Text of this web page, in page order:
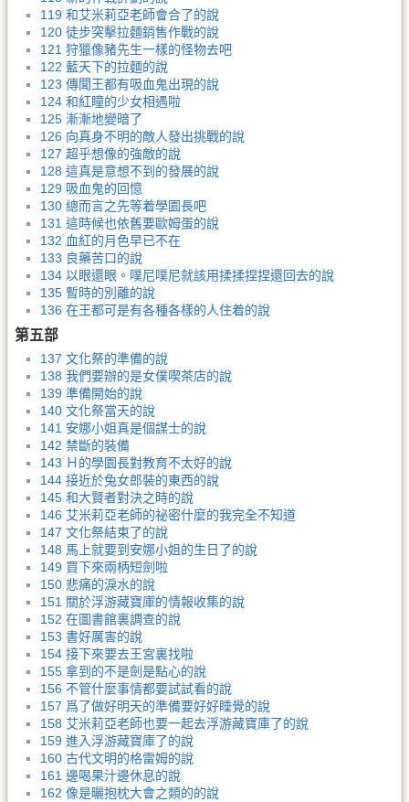
119 和艾米莉亞老師會合了的說
120 徒步突擊拉麵銷售作戰的說
121 狩獵像豬先生一樣的怪物去吧
122 藍天下的拉麵的說
123 傳聞王都有吸血鬼出現的說
124 和紅瞳的少女相遇啦
125 漸漸地變暗了
126 向真身不明的敵人發出挑戰的說
127 超乎想像的強敵的說
128 這真是意想不到的發展的說
129 吸血鬼的回憶
130 總而言之先等着學園長吧
131 這時候也依舊要歐姆蛋的說
132 血紅的月色早已不在
133 良藥苦口的說
134 以眼還眼。噗尼噗尼就該用揉揉捏捏還回去的說
135 暫時的別離的說
136 在王都可是有各種各樣的人住着的說
第五部
137 文化祭的準備的說
138 我們要辦的是女僕喫茶店的說
139 準備開始的說
140 文化祭當天的說
141 安娜小姐真是個謀士的說
142 禁斷的裝備
143 Ｈ的學園長對教育不太好的說
144 接近於兔女郎裝的東西的說
145 和大賢者對決之時的說
146 艾米莉亞老師的祕密什麼的我完全不知道
147 文化祭結束了的說
148 馬上就要到安娜小姐的生日了的說
149 買下來兩柄短劍啦
150 悲痛的淚水的說
151 關於浮游藏寶庫的情報收集的說
152 在圖書館裏調查的說
153 書好厲害的說
154 接下來要去王宮裏找啦
155 拿到的不是劍是點心的說
156 不管什麼事情都要試試看的說
157 爲了做好明天的準備要好好睡覺的說
158 艾米莉亞老師也要一起去浮游藏寶庫了的說
159 進入浮游藏寶庫了的說
160 古代文明的格雷姆的說
161 邊喝果汁邊休息的說
162 像是曬抱枕大會之類的的說